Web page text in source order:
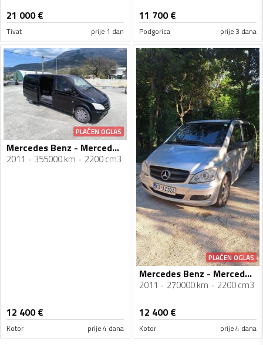
21 000€
Tivat prije 1 dan
11 700€
Podgorica prije 3 dana
PLAĆEN OGLAS
Mercedes Benz - Mercedes Vito
2011 355000 km 2200 cm3
12 400€
Kotor prije 4 dana
PLAĆEN OGLAS
Mercedes Benz - Mercedes Vito
2011 270000 km 2200 cm3
12 400€
Kotor prije 4 dana